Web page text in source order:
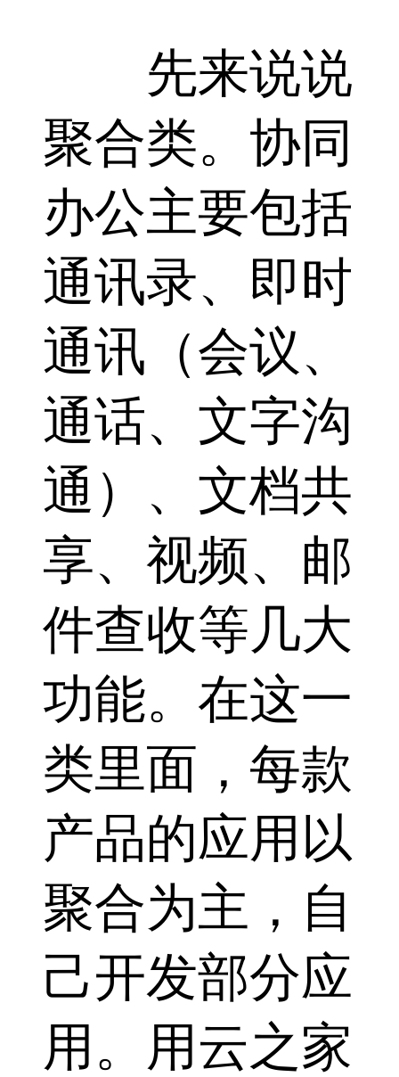
先来说说
聚合类。协同
办公主要包括
通讯录、即时
通讯（会议、
通话、文字沟
通）、文档共
享、视频、邮
件查收等几大
功能。在这一
类里面，每款
产品的应用以
聚合为主，自
己开发部分应
用。用云之家